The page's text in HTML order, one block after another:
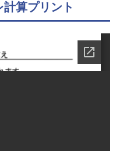
算プリント